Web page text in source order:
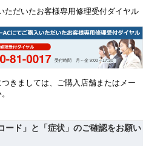
ただいたお客様専用修理受付ダイヤル
受付時間 月～金 9:00～17:30
きましては、ご購入店舗またはメー
ード」と「症状」のご確認をお願い